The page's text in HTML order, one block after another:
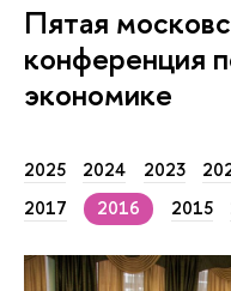
Пятая
конференция
экономике
2025 2024 2023
2017
2016 2015